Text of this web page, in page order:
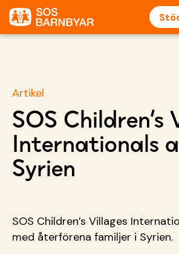
Artikel
SOS Children’s
Internationals
Syrien
SOS Children’s Villages
med återförena familjer i Syrien.